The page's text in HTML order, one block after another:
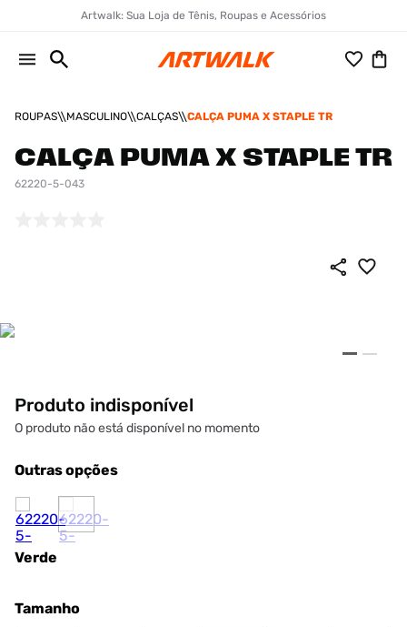
Artwalk: Sua Loja de Tênis, Roupas e Acessórios
ROUPAS MASCULINO CALÇAS CALÇA PUMA X STAPLE TR
CALÇA PUMA X STAPLE TR
62220-5-043
Produto indisponível
O produto não está disponível no momento
Outras opções
Verde
Tamanho